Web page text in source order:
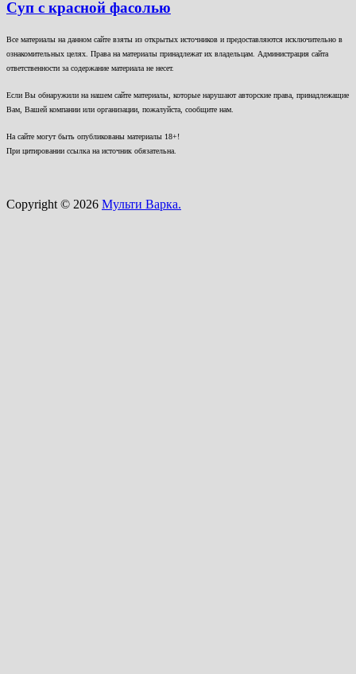
Суп с красной фасолью
Все материалы на данном сайте взяты из открытых источников и предоставляются исключительно в
ознакомительных целях. Права на материалы принадлежат их владельцам. Администрация сайта
ответственности за содержание материала не несет.
Если Вы обнаружили на нашем сайте материалы, которые нарушают авторские права, принадлежащие
Вам, Вашей компании или организации, пожалуйста, сообщите нам.
На сайте могут быть опубликованы материалы 18+!
При цитировании ссылка на источник обязательна.
Copyright © 2026 Мульти Варка.